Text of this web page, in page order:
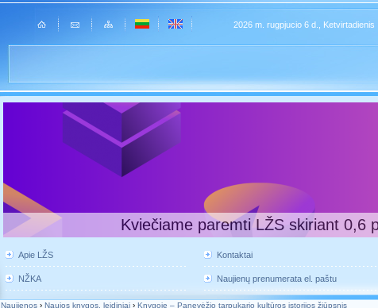
2026 m. rugpjucio 6 d., Ketvirtadienis
Kviečiame paremti LŽS skiriant 0,6
Apie LŽS Kontaktai
NŽKA Naujienų prenumerata el. paštu
Naujienos › Naujos knygos, leidiniai › Knygoje – Panevėžio tarpukario kultūros istorijos žiūpsnis